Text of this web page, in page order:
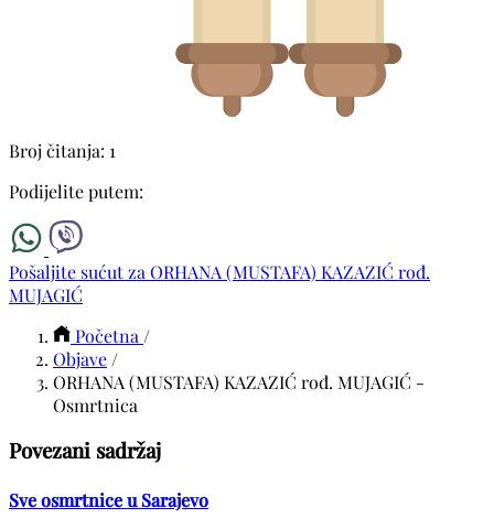
Broj čitanja: 1
Podijelite putem:
Pošaljite sućut za ORHANA (MUSTAFA) KAZAZIĆ rođ.
MUJAGIĆ
Početna /
Objave /
ORHANA (MUSTAFA) KAZAZIĆ rođ. MUJAGIĆ -
Osmrtnica
Povezani sadržaj
Sve osmrtnice u Sarajevo